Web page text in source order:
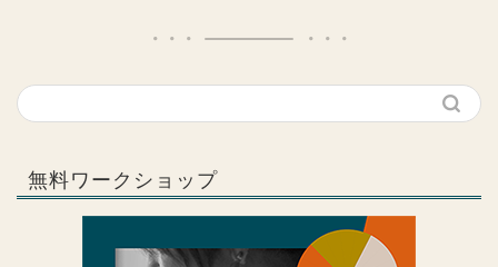
無料ワークショップ